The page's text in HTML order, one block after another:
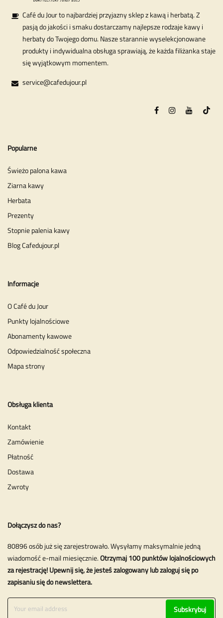
Café du Jour to najbardziej przyjazny sklep z kawą i herbatą. Z
pasją do jakości i smaku dostarczamy najlepsze rodzaje kawy i
herbaty do Twojego domu. Nasze starannie wyselekcjonowane
produkty i indywidualna obsługa sprawiają, że każda filiżanka staje
się wyjątkowym momentem.
service@cafedujour.pl
Popularne
Świeżo palona kawa
Ziarna kawy
Herbata
Prezenty
Stopnie palenia kawy
Blog Cafedujour.pl
Informacje
O Café du Jour
Punkty lojalnościowe
Abonamenty kawowe
Odpowiedzialność społeczna
Mapa strony
Obsługa klienta
Kontakt
Zamówienie
Płatność
Dostawa
Zwroty
Dołączysz do nas?
80896 osób już się zarejestrowało. Wysyłamy maksymalnie jedną
wiadomość e-mail miesięcznie.Otrzymaj 100 punktów lojalnościowych
za rejestrację! Upewnij się, że jesteś zalogowany lub zaloguj się po
zapisaniu się do newslettera.
Subskrybuj